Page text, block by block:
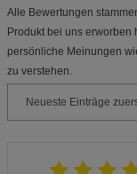
Alle Bewertungen
Produkt bei uns
persönliche Meinungen
zu verstehen.